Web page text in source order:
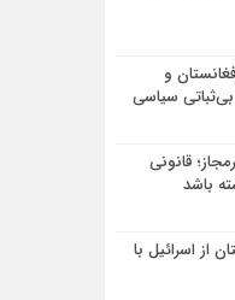
افغانستان و
سیاسی
غیرمجاز؛ قانونی
باشد
از اسرائیل با